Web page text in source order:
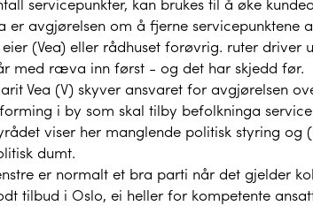
er avgjørelsen om å fjerne servicepunktene
(Vea) eller rådhuset forøvrig. ruter
med ræva inn først - og det har skjedd før.
Vea (V) skyver ansvaret for avgjørelsen
i by som skal tilby befolkninga
viser her manglende politisk styring og
dumt.
er normalt et bra parti når det gjelder
tilbud i Oslo, ei heller for kompetente